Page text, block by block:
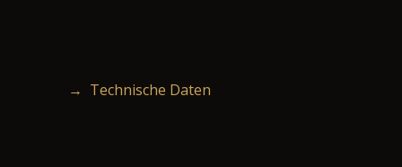
→ Technische Daten